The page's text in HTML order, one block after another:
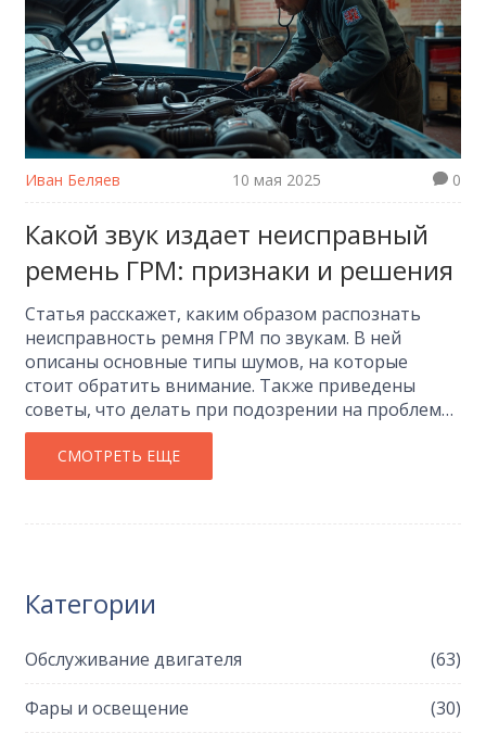
Иван Беляев 10 мая 2025 0
Какой звук издает неисправный
ремень ГРМ: признаки и решения
Статья расскажет, каким образом распознать
неисправность ремня ГРМ по звукам. В ней
описаны основные типы шумов, на которые
стоит обратить внимание. Также приведены
советы, что делать при подозрении на проблему.
Упомянуты интересные факты об устройстве и
принципе работы ремня ГРМ. Чтение поможет
вовремя заметить поломку и не попасть на
СМОТРЕТЬ ЕЩЕ
Категории
Обслуживание двигателя (63)
Фары и освещение (30)